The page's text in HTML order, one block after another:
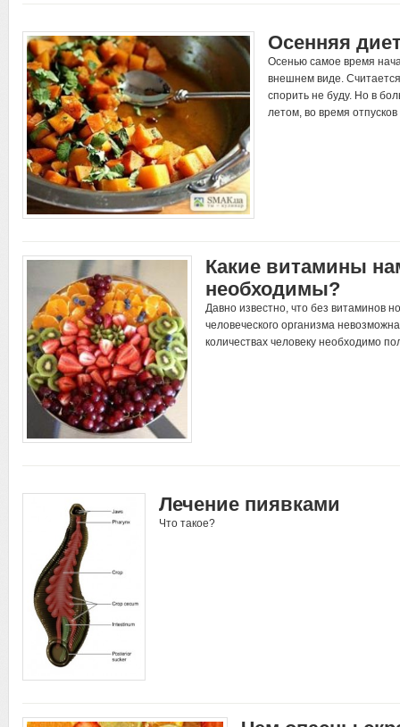
Осенняя
Осенью самое время
внешнем виде.
спорить не буду. Но в
летом, во время
Какие витамины
необходимы?
Давно известно, что без витаминов
человеческого организма
количествах человеку необходимо
Лечение пиявками
Что такое?